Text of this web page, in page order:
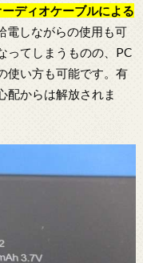
ディオケーブルによる
電しながらの使用も可
ってしまうものの、PC
使い方も可能です。有
配からは解放されま